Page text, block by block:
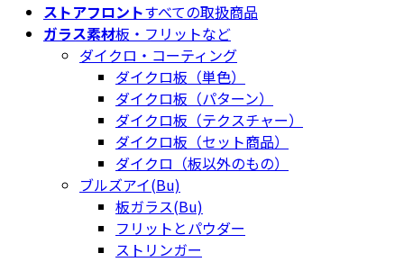
ストアフロントすべての取扱商品
ガラス素材板・フリットなど
ダイクロ・コーティング
ダイクロ板（単色）
ダイクロ板（パターン）
ダイクロ板（テクスチャー）
ダイクロ板（セット商品）
ダイクロ（板以外のもの）
ブルズアイ(Bu)
板ガラス(Bu)
フリットとパウダー
ストリンガー